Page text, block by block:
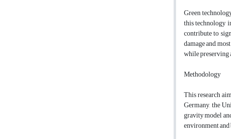
Green
this technology
contribute to
damage and,
while
Methodology
This research
Germany, the
gravity model
environment